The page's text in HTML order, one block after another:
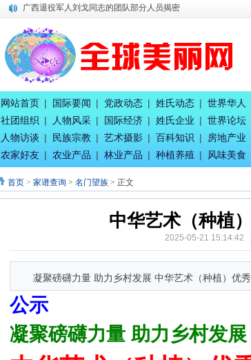
广西退役军人刘戈同志的团队部分人员揭密
广西八一退役军人文工团：为乡村经济发展赋能
百家姓合作互助创业交流会二期在南宁隆重召开
全球百家姓研究组委会今日正式成立！
平陆运河上河图总体发展规划
唐国宣采访奥运会冠军唐灵生
八桂孔雀宴 在南宁隆重开业
中国专家评审团主席唐国宣采访广西徐七二童事局主席蒋炳
网站首页 | 国际要闻 | 党政动态 | 姓氏动态 | 世界华人
社团组织 | 人物风采 | 国际经济 | 姓氏企业 | 世界论坛
人物访谈 | 民族宗教 | 艺术摄影 | 百科知识 | 房地产业
农家好友 | 农业产品 | 林业产品 | 种植养殖 | 风味美食
首页 > 家谱查询 > 名门望族 > 正文
中华艺术（种植
2025-05-21 15:14:42
凝聚磅礴力量 助力乡村发展 中华艺术（种植）优
公示
凝聚磅礴力量 助力乡村发展